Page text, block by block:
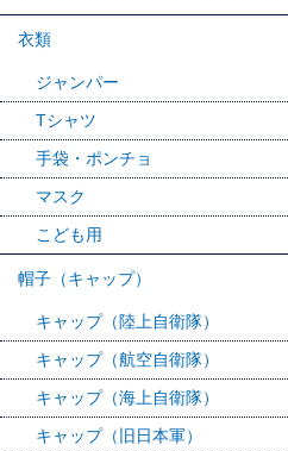
衣類
ジャンパー
Tシャツ
手袋・ポンチョ
マスク
こども用
帽子（キャップ）
キャップ（陸上自衛隊）
キャップ（航空自衛隊）
キャップ（海上自衛隊）
キャップ（旧日本軍）